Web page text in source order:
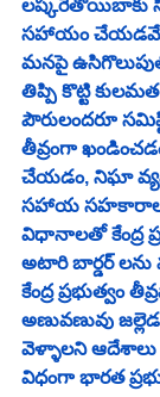
లష్కరేతోయిబాకు
సహాయం చేయడమే
మనపై
తిప్పి కొట్టి
పౌరులందరూ సమిష్టిగా పహల్గామ్‌లో
తీవ్రంగా
చేయడం, నిఘా
సహాయ సహకారాలతో
విధానాలతో కేంద్ర
అటారి బార్డర్ లను
కేంద్ర ప్రభుత్వం
అణువణువు
వెళ్ళాలని
విధంగా భారత